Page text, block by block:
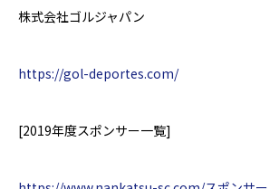
株式会社ゴルジャパン
https://gol-deportes.com/
[2019年度スポンサー一覧]